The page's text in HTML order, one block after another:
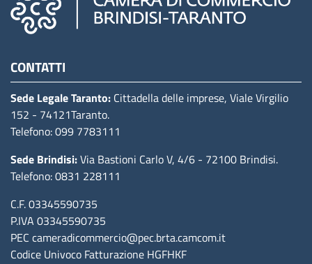
CONTATTI
Sede Legale Taranto: Cittadella delle imprese, Viale Virgilio
152 - 74121Taranto.
Telefono: 099 7783111
Sede Brindisi:Via Bastioni Carlo V, 4/6 - 72100 Brindisi.
Telefono: 0831 228111
C.F. 03345590735
P.IVA 03345590735
PEC cameradicommercio@pec.brta.camcom.it
Codice Univoco Fatturazione HGFHKF